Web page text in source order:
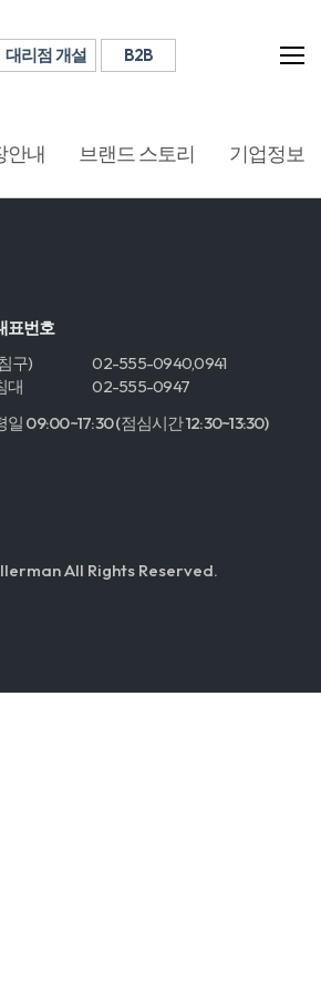
대리점 개설 B2B
안내 브랜드 스토리 기업정보
표번호
구)
02-555-0940,0941
대
02-555-0947
일 09:00~17:30 (점심시간 12:30~13:30)
All Rights Reserved.